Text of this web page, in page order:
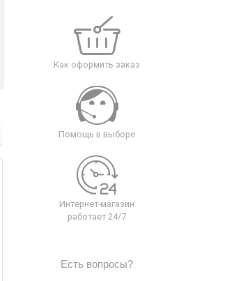
Как оформить заказ
Помощь в выборе
Интернет-магазин
работает 24/7
Есть вопросы?